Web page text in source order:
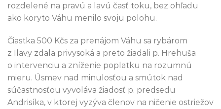
rozdelené na pravú a lavú časť toku, bez ohľadu
ako koryto Váhu menilo svoju polohu.
Čiastka 500 Kčs za prenájom Váhu sa rybárom
z Ilavy zdala privysoká a preto žiadali p. Hrehuša
o intervenciu a zníženie poplatku na rozumnú
mieru. Úsmev nad minulosťou a smútok nad
súčastnosťou vyvoláva žiadosť p. predsedu
Andrisíka, v ktorej vyzýva členov na ničenie ostriežov